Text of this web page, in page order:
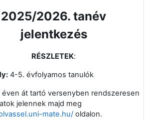
2025/2026. tanév
jelentkezés
RÉSZLETEK:
4-5. évfolyamos tanulók
éven át tartó versenyben rendszeresen
jelennek majd meg
mate.hu/ oldalon.